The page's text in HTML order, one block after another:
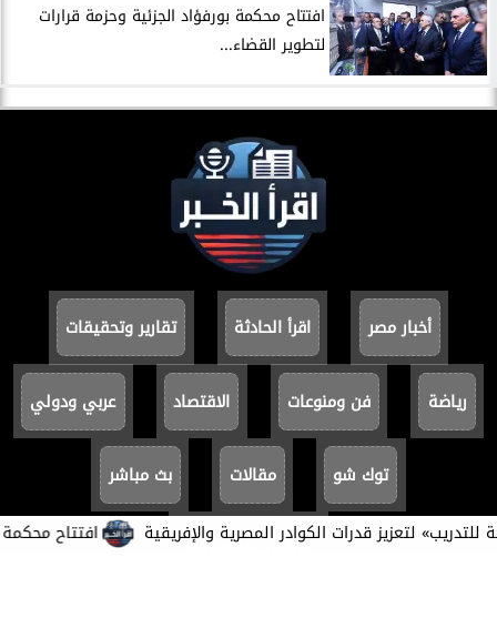
افتتاح محكمة لتعزيز قدرات الكوادر المصرية والإفريقية
افتتاح محكمة بورفؤاد الجزئية وحزمة قرارات
لتطوير القضاء...
أخبار مصر اقرأ الحادثة تقارير وتحقيقات
رياضة فن ومنوعات الاقتصاد عربي ودولي
توك شو مقالات بث مباشر
سياسة الخصوصية